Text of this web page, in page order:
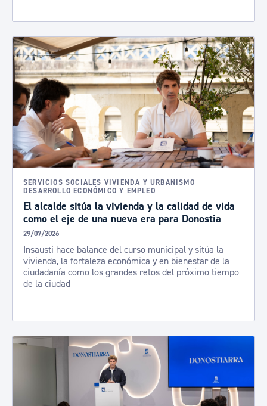
SERVICIOS SOCIALES VIVIENDA Y URBANISMO
DESARROLLO ECONÓMICO Y EMPLEO
El alcalde sitúa la vivienda y la calidad de vida
como el eje de una nueva era para Donostia
29/07/2026
Insausti hace balance del curso municipal y sitúa la
vivienda, la fortaleza económica y en bienestar de la
ciudadanía como los grandes retos del próximo tiempo
de la ciudad